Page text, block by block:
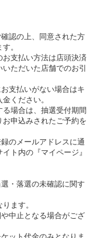
認の上、同意された方
。
支払い方法は店頭決済
ただいた店舗でのお引
支払いがない場合はキ
ください。
場合は、抽選受付期間
申込みされたご予約を
のメールアドレスに通
ト内の『マイページ』
・落選の未確認に関す
ます。
中止となる場合がござ
ット代金のみとなりま